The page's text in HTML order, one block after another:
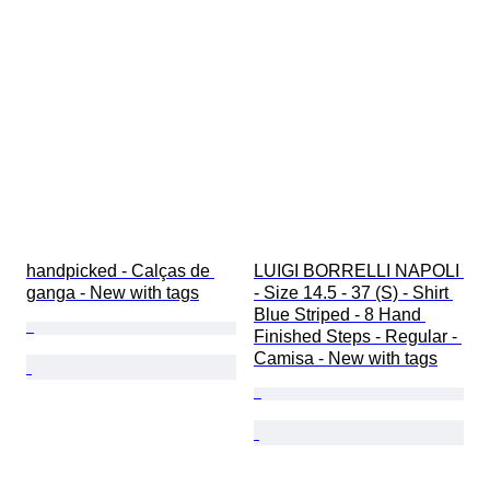
handpicked - Calças de
ganga - New with tags
LUIGI BORRELLI NAPOLI
- Size 14.5 - 37 (S) - Shirt
Blue Striped - 8 Hand
Finished Steps - Regular -
Camisa - New with tags